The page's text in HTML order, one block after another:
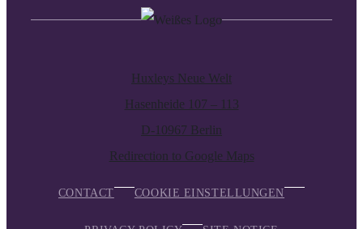
Huxleys Neue Welt
Hasenheide 107 – 113
D-10967 Berlin
Redirection to Google Maps
CONTACT COOKIE EINSTELLUNGEN